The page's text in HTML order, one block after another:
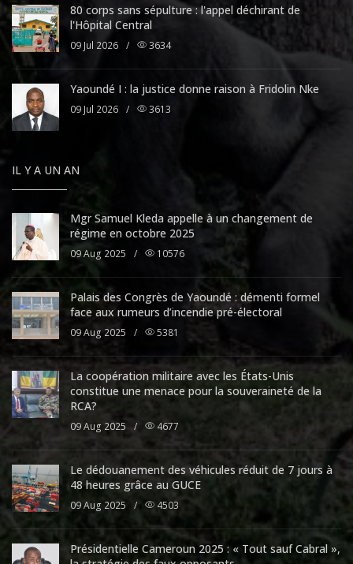
80 corps sans sépulture : l'appel déchirant de
l'Hôpital Central
09 Jul 2026 / 3634
Yaoundé I : la justice donne raison à Fridolin Nke
09 Jul 2026 / 3613
IL Y A UN AN
Mgr Samuel Kleda appelle à un changement de
régime en octobre 2025
09 Aug 2025 / 10576
Palais des Congrès de Yaoundé : démenti formel
face aux rumeurs d’incendie pré-électoral
09 Aug 2025 / 5381
La coopération militaire avec les États-Unis
constitue une menace pour la souveraineté de la
RCA?
09 Aug 2025 / 4677
Le dédouanement des véhicules réduit de 7 jours à
48 heures grâce au GUCE
09 Aug 2025 / 4503
Présidentielle Cameroun 2025 : « Tout sauf Cabral »,